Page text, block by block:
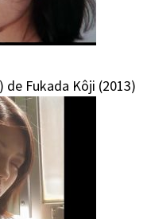
de Fukada Kôji (2013)